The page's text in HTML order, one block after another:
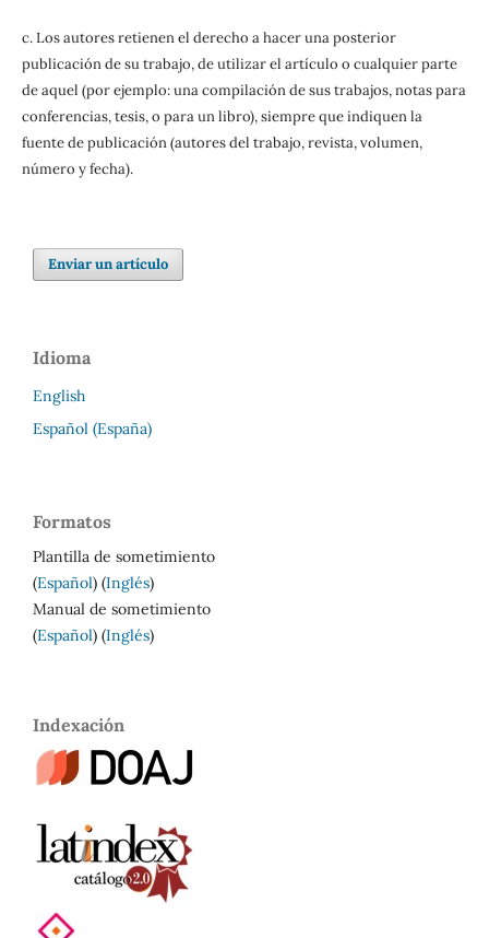
c. Los autores retienen el derecho a hacer una posterior
publicación de su trabajo, de utilizar el artículo o cualquier parte
de aquel (por ejemplo: una compilación de sus trabajos, notas para
conferencias, tesis, o para un libro), siempre que indiquen la
fuente de publicación (autores del trabajo, revista, volumen,
número y fecha).
Enviar un artículo
Idioma
English
Español (España)
Formatos
Plantilla de sometimiento
(Español) (Inglés)
Manual de sometimiento
(Español) (Inglés)
Indexación